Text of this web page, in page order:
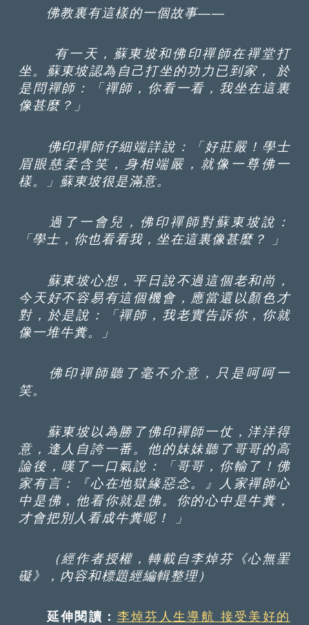
佛教裏有這樣的一個故事——
有一天，蘇東坡和佛印禪師在禪堂打
坐。蘇東坡認為自己打坐的功力已到家， 於
是問禪師：「禪師，你看一看，我坐在這裏
像甚麼？」
佛印禪師仔細端詳說：「好莊嚴！學士
眉眼慈柔含笑，身相端嚴，就像一尊佛一
樣。」蘇東坡很是滿意。
過了一會兒，佛印禪師對蘇東坡說：
「學士，你也看看我，坐在這裏像甚麼？ 」
蘇東坡心想，平日說不過這個老和尚，
今天好不容易有這個機會，應當還以顏色才
對，於是說：「禪師，我老實告訴你，你就
像一堆牛糞。」
佛印禪師聽了毫不介意，只是呵呵一
笑。
蘇東坡以為勝了佛印禪師一仗，洋洋得
意，逢人自誇一番。他的妹妹聽了哥哥的高
論後，嘆了一口氣說：「哥哥，你輸了！佛
家有言：『心在地獄緣惡念。』人家禪師心
中是佛，他看你就是佛。你的心中是牛糞，
才會把別人看成牛糞呢！ 」
（經作者授權，轉載自李焯芬《心無罣
礙》，內容和標題經編輯整理）
延伸閱讀： 李焯芬人生導航 接受美好的